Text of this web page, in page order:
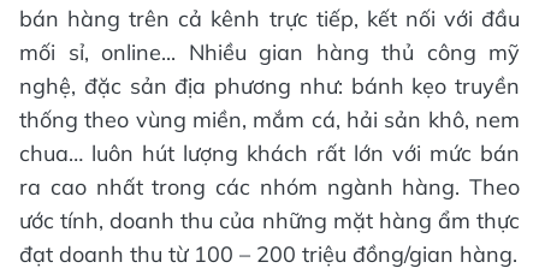
bán hàng trên cả kênh trực tiếp, kết nối với đầu
mối sỉ, online... Nhiều gian hàng thủ công mỹ
nghệ, đặc sản địa phương như: bánh kẹo truyền
thống theo vùng miền, mắm cá, hải sản khô, nem
chua… luôn hút lượng khách rất lớn với mức bán
ra cao nhất trong các nhóm ngành hàng. Theo
ước tính, doanh thu của những mặt hàng ẩm thực
đạt doanh thu từ 100 – 200 triệu đồng/gian hàng.